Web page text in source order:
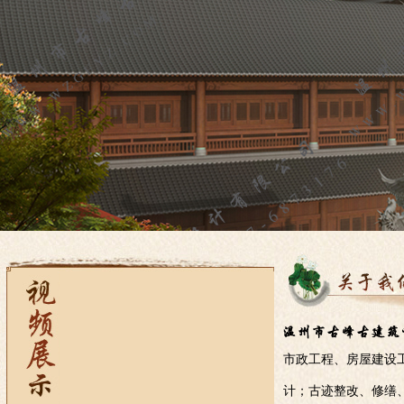
市政工程、房屋建设
计；古迹整改、修缮